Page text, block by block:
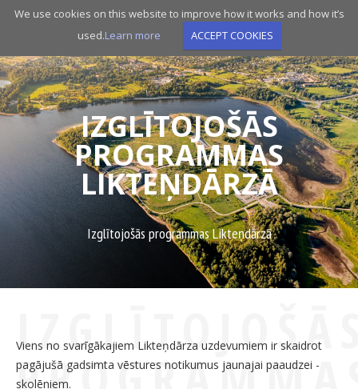
We use cookies on this website to improve how it works and how it’s
used.Learn more ACCEPT COOKIES
Skip
navigation
IZGLĪTOJOŠĀS
PROGRAMMAS
LIKTEŅDĀRZĀ
Izglītojošās programmas Likteņdārzā
Viens no svarīgākajiem Likteņdārza uzdevumiem ir skaidrot
pagājušā gadsimta vēstures notikumus jaunajai paaudzei -
skolēniem.